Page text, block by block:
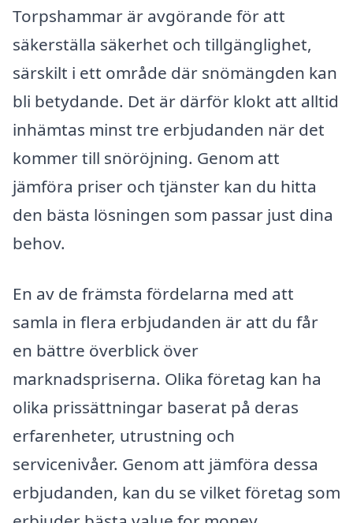
Torpshammar är avgörande för att
säkerställa säkerhet och tillgänglighet,
särskilt i ett område där snömängden kan
bli betydande. Det är därför klokt att alltid
inhämtas minst tre erbjudanden när det
kommer till snöröjning. Genom att
jämföra priser och tjänster kan du hitta
den bästa lösningen som passar just dina
behov.
En av de främsta fördelarna med att
samla in flera erbjudanden är att du får
en bättre överblick över
marknadspriserna. Olika företag kan ha
olika prissättningar baserat på deras
erfarenheter, utrustning och
servicenivåer. Genom att jämföra dessa
erbjudanden, kan du se vilket företag som